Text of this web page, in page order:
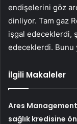
endişelerini göz
dinliyor. Tam gaz
işgal edeceklerdi,
edeceklerdi. Bunu
İlgili Makaleler
Ares
sağlık kredisine